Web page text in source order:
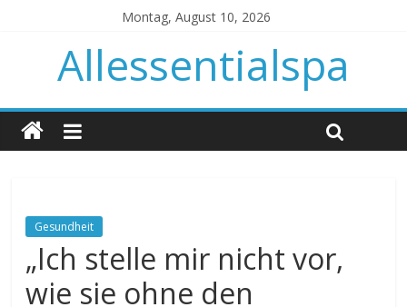
Montag, August 10, 2026
Allessentialspa
Gesundheit
„Ich stelle mir nicht vor,
wie sie ohne den